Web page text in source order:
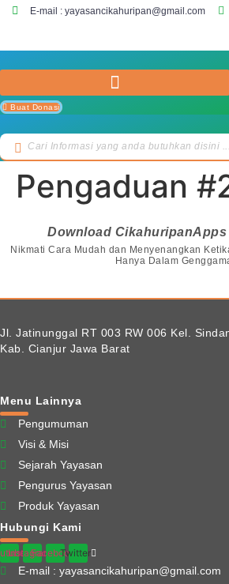
Skip
content
E-mail : yayasancikahuripan@gmail.com
Buat Donasi
Search
...
Pengaduan
Download
Nikmati Cara Mudah dan Menyenangkan
Hanya Dalam
Jl. Jatinunggal RT 003 RW 006 Kel.
Kab. Cianjur Jawa Barat
Menu Lainnya
Pengumuman
Visi & Misi
Sejarah Yayasan
Pengurus Yayasan
Produk Yayasan
Hubungi Kami
InstagramFacebookTwitter
E-mail : yayasancikahuripan@gmail.com